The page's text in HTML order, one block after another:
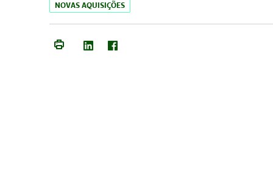
NOVAS AQUISIÇÕES